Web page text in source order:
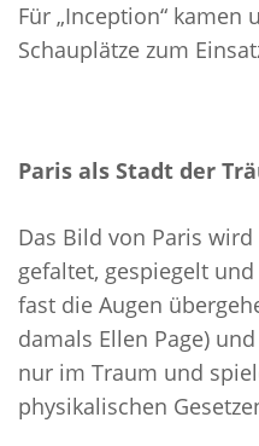
Für „Inception“
Schauplätze zum
Paris als Stadt der
Das Bild von Paris
gefaltet, gespiegelt
fast die Augen
damals Ellen Page)
nur im Traum und
physikalischen